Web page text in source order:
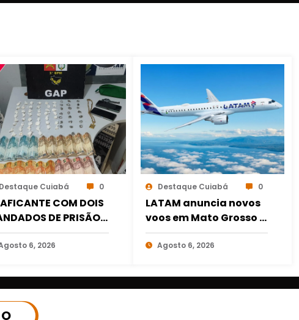
Destaque Cuiabá 0
COM DOIS
DE PRISÃO É
COM DROGAS E
NO 1º DE
6, 2026
Destaque Cuiabá 0
LATAM anuncia novos
voos em Mato Grosso e
amplia conexões a
partir de Cuiabá e
Agosto 6, 2026